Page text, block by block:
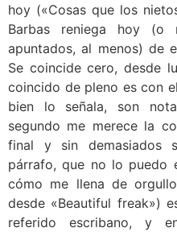
hoy («Cosas que los
Barbas reniega hoy (o
apuntados, al menos) de
Se coincide cero, desde
coincido de pleno es con
bien lo señala, son
segundo me merece la
final y sin demasiados
párrafo, que no lo puedo
cómo me llena de
desde «Beautiful freak»)
referido escribano, y